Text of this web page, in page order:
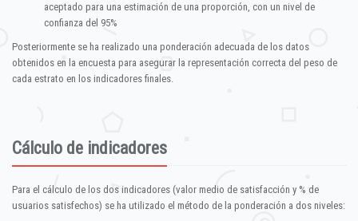
aceptado para una estimación de una proporción, con un nivel de
confianza del 95%
Posteriormente se ha realizado una ponderación adecuada de los datos
obtenidos en la encuesta para asegurar la representación correcta del peso de
cada estrato en los indicadores finales.
Cálculo de indicadores
Para el cálculo de los dos indicadores (valor medio de satisfacción y % de
usuarios satisfechos) se ha utilizado el método de la ponderación a dos niveles: